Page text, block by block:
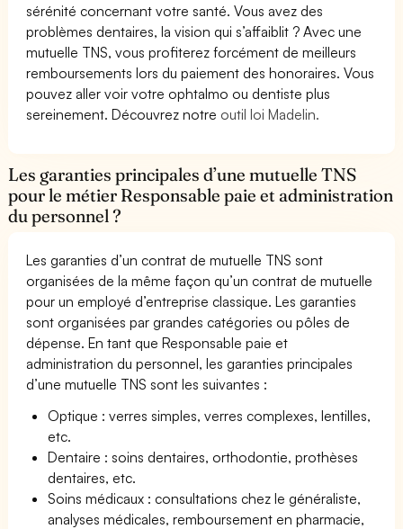
sérénité concernant votre santé. Vous avez des
problèmes dentaires, la vision qui s’affaiblit ? Avec une
mutuelle TNS, vous profiterez forcément de meilleurs
remboursements lors du paiement des honoraires. Vous
pouvez aller voir votre ophtalmo ou dentiste plus
sereinement. Découvrez notre outil loi Madelin.
Les garanties principales d’une mutuelle TNS
pour le métier Responsable paie et administration
du personnel ?
Les garanties d’un contrat de mutuelle TNS sont
organisées de la même façon qu’un contrat de mutuelle
pour un employé d’entreprise classique. Les garanties
sont organisées par grandes catégories ou pôles de
dépense. En tant que Responsable paie et
administration du personnel, les garanties principales
d’une mutuelle TNS sont les suivantes :
Optique : verres simples, verres complexes, lentilles,
etc.
Dentaire : soins dentaires, orthodontie, prothèses
dentaires, etc.
Soins médicaux : consultations chez le généraliste,
analyses médicales, remboursement en pharmacie,